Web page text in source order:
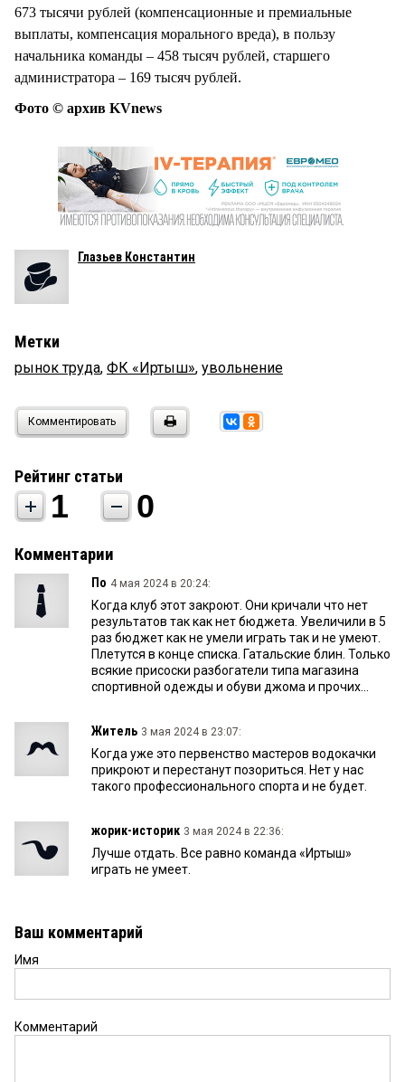
673 тысячи рублей (компенсационные и премиальные
выплаты, компенсация морального вреда), в пользу
начальника команды – 458 тысяч рублей, старшего
администратора – 169 тысяч рублей.
Фото © архив KVnews
Глазьев Константин
Метки
рынок труда, ФК «Иртыш», увольнение
Комментировать
Рейтинг статьи
1 0
Комментарии
По 4 мая 2024 в 20:24:
Когда клуб этот закроют. Они кричали что нет
результатов так как нет бюджета. Увеличили в 5
раз бюджет как не умели играть так и не умеют.
Плетутся в конце списка. Гатальские блин. Только
всякие присоски разбогатели типа магазина
спортивной одежды и обуви джома и прочих...
Житель 3 мая 2024 в 23:07:
Когда уже это первенство мастеров водокачки
прикроют и перестанут позориться. Нет у нас
такого профессионального спорта и не будет.
жорик-историк 3 мая 2024 в 22:36:
Лучше отдать. Все равно команда «Иртыш»
играть не умеет.
Ваш комментарий
Имя
Комментарий